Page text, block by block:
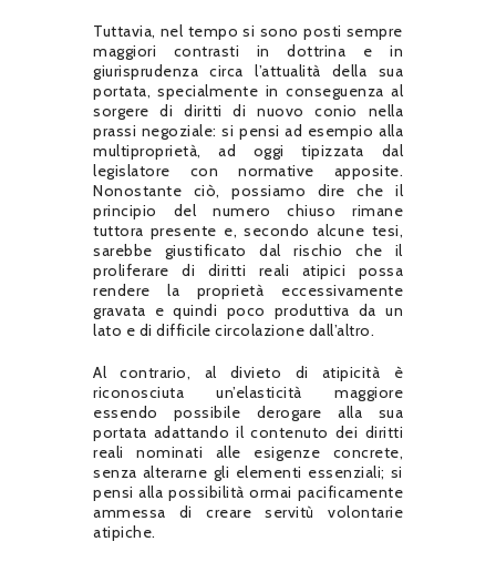
Tuttavia, nel tempo si sono posti sempre
maggiori contrasti in dottrina e in
giurisprudenza circa l’attualità della sua
portata, specialmente in conseguenza al
sorgere di diritti di nuovo conio nella
prassi negoziale: si pensi ad esempio alla
multiproprietà, ad oggi tipizzata dal
legislatore con normative apposite.
Nonostante ciò, possiamo dire che il
principio del numero chiuso rimane
tuttora presente e, secondo alcune tesi,
sarebbe giustificato dal rischio che il
proliferare di diritti reali atipici possa
rendere la proprietà eccessivamente
gravata e quindi poco produttiva da un
lato e di difficile circolazione dall’altro.
Al contrario, al divieto di atipicità è
riconosciuta un’elasticità maggiore
essendo possibile derogare alla sua
portata adattando il contenuto dei diritti
reali nominati alle esigenze concrete,
senza alterarne gli elementi essenziali; si
pensi alla possibilità ormai pacificamente
ammessa di creare servitù volontarie
atipiche.